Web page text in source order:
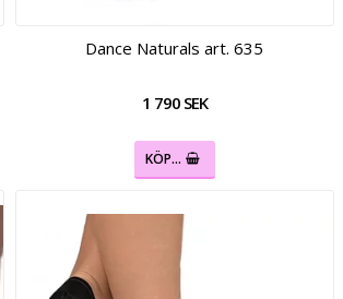
Dance Naturals art. 635
1 790 SEK
KÖP…